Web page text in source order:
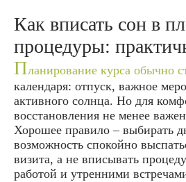
Как вписать сон в
процедуры:
Планирование курса обычно
календаря: отпуск, важное
активного солнца. Но для
восстановления не менее
Хорошее правило – выбирать
возможность спокойно
визита, а не вписывать
работой и утренними